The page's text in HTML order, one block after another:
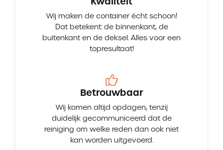
Wij maken de container écht schoon!
Dat betekent: de binnenkant, de
buitenkant en de deksel. Alles voor een
topresultaat!
Betrouwbaar
Wij komen altijd opdagen, tenzij
duidelijk gecommuniceerd dat de
reiniging om welke reden dan ook niet
kan worden uitgevoerd.